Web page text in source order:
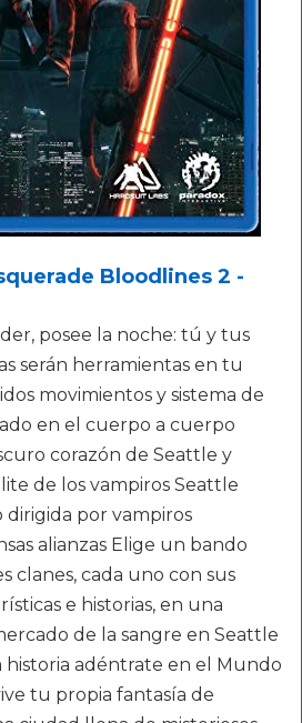
Bloodlines 2 -
posee la noche: tú y tus
serán herramientas en tu
movimientos y sistema de
en el cuerpo a cuerpo
corazón de Seattle y
de los vampiros Seattle
dirigida por vampiros
alianzas Elige un bando
clanes, cada uno con sus
e historias, en una
de la sangre en Seattle
historia adéntrate en el Mundo
tu propia fantasía de